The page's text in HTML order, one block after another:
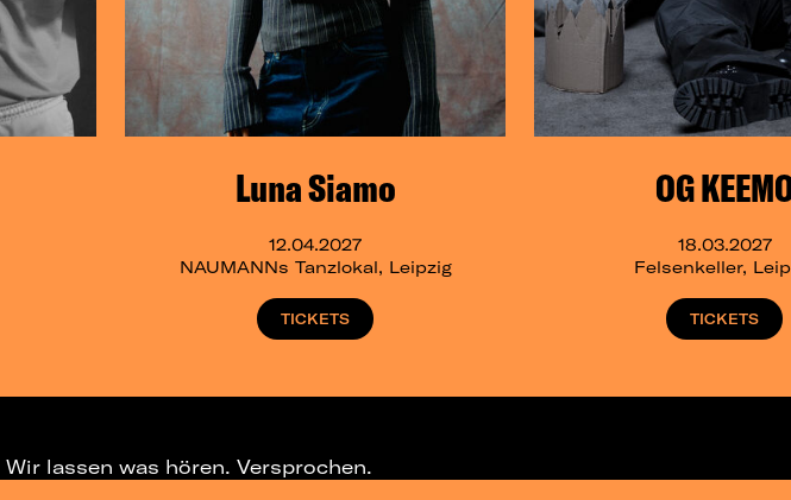
Luna Siamo
12.04.2027
NAUMANNs Tanzlokal, Leipzig
TICKETS
OG
18.03.2027
Felsenkeller,
TICKETS
Wir lassen was hören. Versprochen.